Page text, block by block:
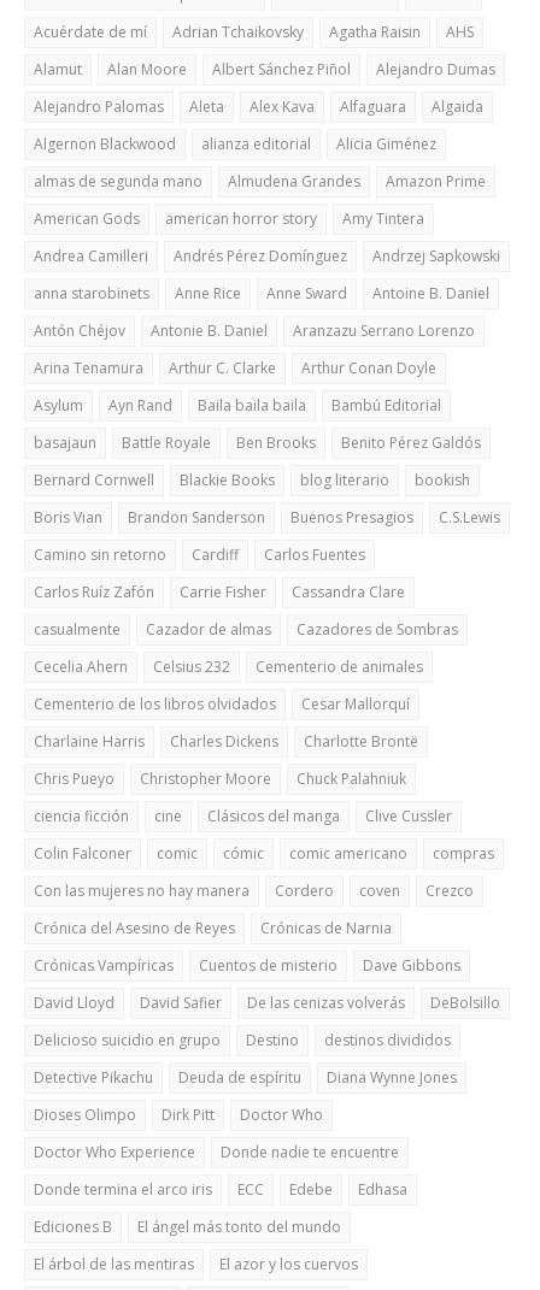
Acuérdate de mí
Adrian Tchaikovsky Agatha Raisin
AHS
Alamut
Alan Moore Albert Sánchez Piñol
Alejandro Dumas
Alejandro Palomas
Aleta Alex Kava Alfaguara
Algaida
Algernon Blackwood
alianza editorial
Alicia Giménez
almas de segunda mano
Almudena Grandes
Amazon Prime
American Gods
american horror story
Amy Tintera
Andrea Camilleri
Andrés Pérez Domínguez
Andrzej Sapkowski
anna starobinets
Anne Rice Anne Sward
Antoine B. Daniel
Antón Chéjov
Antonie B. Daniel
Aranzazu Serrano Lorenzo
Arina Tenamura
Arthur C. Clarke
Arthur Conan Doyle
Asylum
Ayn Rand Baila baila baila
Bambú Editorial
basajaun
Battle Royale Ben Brooks
Benito Pérez Galdós
Bernard Cornwell
Blackie Books blog literario
bookish
Boris Vian
Brandon Sanderson Buenos Presagios
C.S.Lewis
Camino sin retorno
Cardiff
Carlos Fuentes
Carlos Ruíz Zafón
Carrie Fisher
Cassandra Clare
casualmente
Cazador de almas
Cazadores de Sombras
Cecelia Ahern
Celsius 232
Cementerio de animales
Cementerio de los libros olvidados
Cesar Mallorquí
Charlaine Harris
Charles Dickens
Charlotte Brontë
Chris Pueyo
Christopher Moore
Chuck Palahniuk
ciencia ficción
cine Clásicos del manga
Clive Cussler
Colin Falconer
comic cómic comic americano
compras
Con las mujeres no hay manera
Cordero coven
Crezco
Crónica del Asesino de Reyes
Crónicas de Narnia
Crónicas Vampíricas
Cuentos de misterio
Dave Gibbons
David Lloyd
David Safier De las cenizas volverás
DeBolsillo
Delicioso suicidio en grupo
Destino
destinos divididos
Detective Pikachu
Deuda de espíritu
Diana Wynne Jones
Dioses Olimpo
Dirk Pitt
Doctor Who
Doctor Who Experience
Donde nadie te encuentre
Donde termina el arco iris
ECC Edebe
Edhasa
Ediciones B
El ángel más tonto del mundo
El árbol de las mentiras
El azor y los cuervos